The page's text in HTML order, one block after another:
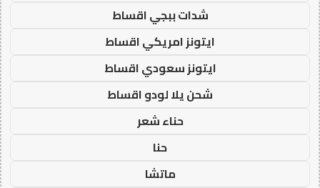
شدات ببجي اقساط
ايتونز امريكي اقساط
ايتونز سعودي اقساط
شحن يلا لودو اقساط
حناء شعر
حنا
ماتشا